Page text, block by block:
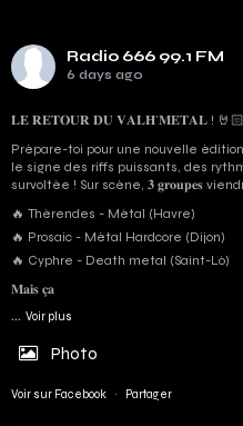
Radio 666 99.1 FM
6 days ago
𝐋𝐄 𝐑𝐄𝐓𝐎𝐔𝐑 𝐃𝐔 𝐕𝐀𝐋𝐇’𝐌𝐄𝐓𝐀𝐋 ! 🤘🏻
Prépare-toi pour une nouvelle édition
le signe des riffs puissants, des
survoltée ! Sur scène, 𝟑 𝐠𝐫𝐨𝐮𝐩𝐞𝐬
🔥 Thérendes - Métal (Havre)
🔥 Prosaic - Métal Hardcore (Dijon)
🔥 Cyphre - Death metal (Saint-Lô)
𝐌𝐚𝐢𝐬 𝐜̧𝐚
... Voir plus
Photo
Voir sur Facebook · Partager